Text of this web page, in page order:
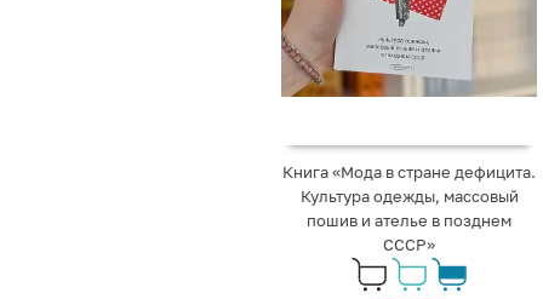
Книга «Мода в стране дефицита.
Культура одежды, массовый
пошив и ателье в позднем
СССР»